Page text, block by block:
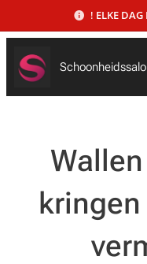
! ELKE DAG
kringen